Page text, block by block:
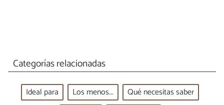
Categorías relacionadas
Ideal para Los menos...
Qué necesitas saber